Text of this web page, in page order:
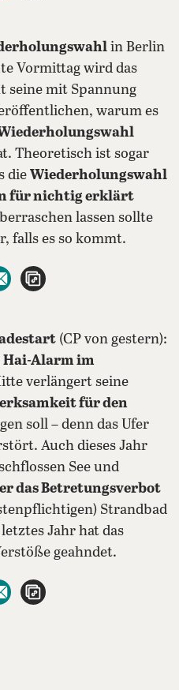
in Berlin
Vormittag wird das
seine mit Spannung
warum es
Theoretisch ist sogar
die Wiederholungswahl
für nichtig erklärt
lassen sollte
falls es so kommt.
WhatsApp teilen
per E-Mail teilen
(CP von gestern):
Hai-Alarm im
verlängert seine
für den
soll – denn das Ufer
Auch dieses Jahr
See und
das Betretungsverbot
Strandbad
Jahr hat das
geahndet.
WhatsApp teilen
per E-Mail teilen